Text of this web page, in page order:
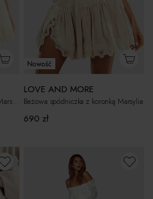
Kremowa spódniczka z koronką Marsylia
Nowość
LOVE AND MORE
Beżowa spódniczka z koronką Marsylia
690 zł